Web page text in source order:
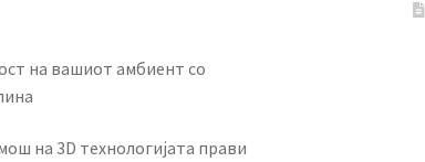
на вашиот амбиент со
на 3D технологијата прави